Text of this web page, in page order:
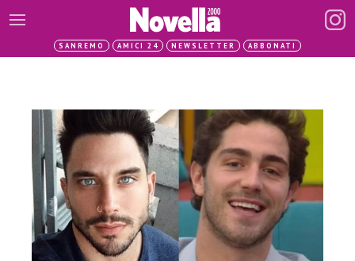
SANREMO AMICI 24 NEWSLETTER ABBONATI